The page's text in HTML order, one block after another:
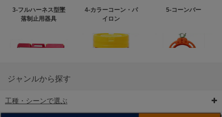
3-フルハーネス型墜
落制止用器具
4-カラーコーン・パ
イロン
5-コーンバー
6-矢印板/LED矢印板
ンス
ジャンルから探す
工種・シーンで選ぶ